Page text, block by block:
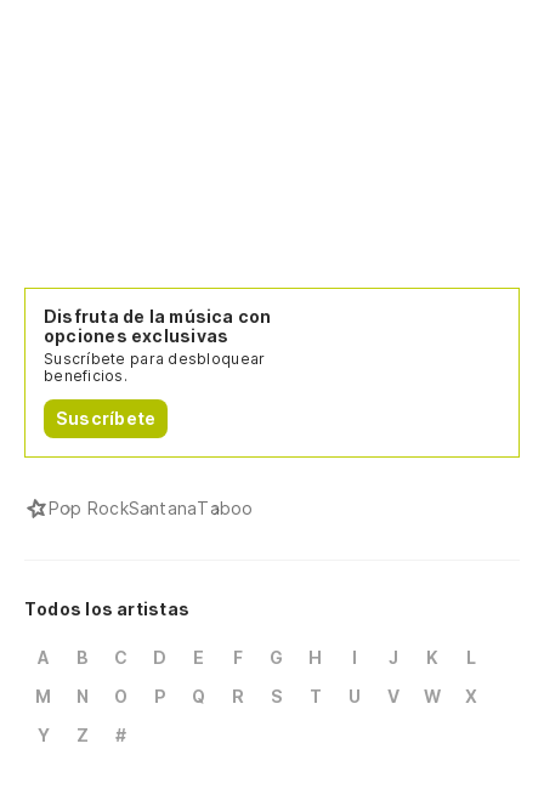
Disfruta de la música con
opciones exclusivas
Suscríbete para desbloquear
beneficios.
Suscríbete
Pop RockSantanaTaboo
Todos los artistas
A B C D E F G H I J K
L
M
N O P Q R S T U V W
X
Y
Z #